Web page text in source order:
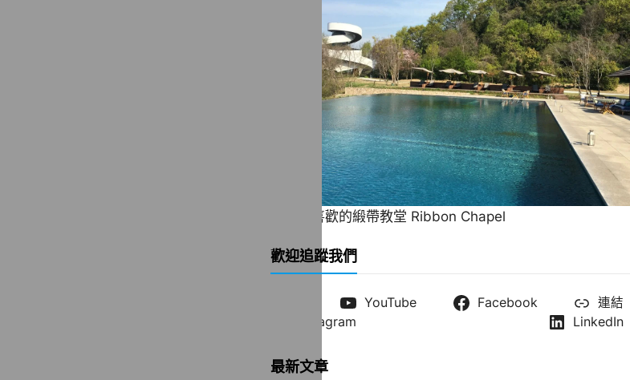
一直很喜歡的緞帶教堂 Ribbon Chapel
歡迎追蹤我們
YouTube Facebook
連結
Instagram
LinkedIn
最新文章